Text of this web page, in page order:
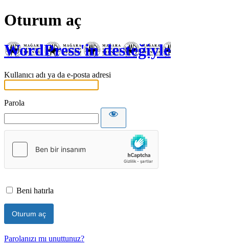
Oturum aç
WordPress'in desteğiyle
Kullanıcı adı ya da e-posta adresi
Parola
Beni hatırla
Parolanızı mı unuttunuz?